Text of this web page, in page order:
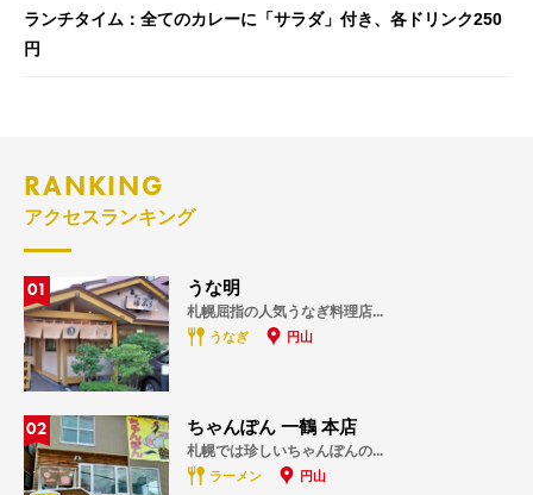
ランチタイム：全てのカレーに「サラダ」付き、各ドリンク250
円
RANKING
アクセスランキング
01 うな明
札幌屈指の人気うなぎ料理店...
うなぎ 円山
02 ちゃんぽん 一鶴 本店
札幌では珍しいちゃんぽんの...
ラーメン 円山